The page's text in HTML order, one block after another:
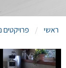
ראשי פרויקטים